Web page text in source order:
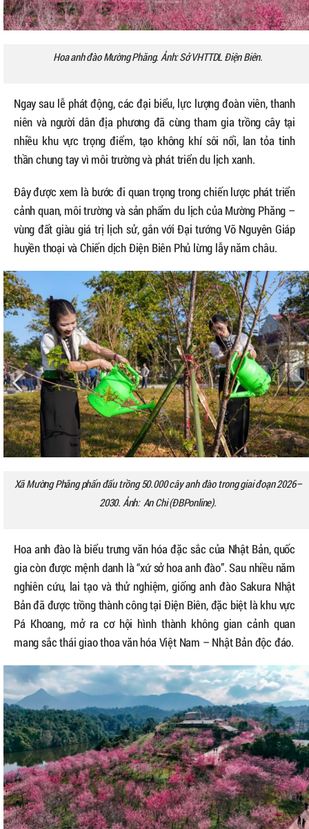
Hoa anh đào Mường Phăng. Ảnh: Sở VHTTDL Điện Biên.
Ngay sau lễ phát động, các đại biểu, lực lượng đoàn viên, thanh
niên và người dân địa phương đã cùng tham gia trồng cây tại
nhiều khu vực trọng điểm, tạo không khí sôi nổi, lan tỏa tinh
thần chung tay vì môi trường và phát triển du lịch xanh.
Đây được xem là bước đi quan trọng trong chiến lược phát triển
cảnh quan, môi trường và sản phẩm du lịch của Mường Phăng –
vùng đất giàu giá trị lịch sử, gắn với Đại tướng Võ Nguyên Giáp
huyền thoại và Chiến dịch Điện Biên Phủ lừng lẫy năm châu.
Xã Mường Phăng phấn đấu trồng 50.000 cây anh đào trong giai đoạn 2026–
2030. Ảnh: An Chi (ĐBPonline).
Hoa anh đào là biểu trưng văn hóa đặc sắc của Nhật Bản, quốc
gia còn được mệnh danh là “xứ sở hoa anh đào”. Sau nhiều năm
nghiên cứu, lai tạo và thử nghiệm, giống anh đào Sakura Nhật
Bản đã được trồng thành công tại Điện Biên, đặc biệt là khu vực
Pá Khoang, mở ra cơ hội hình thành không gian cảnh quan
mang sắc thái giao thoa văn hóa Việt Nam – Nhật Bản độc đáo.